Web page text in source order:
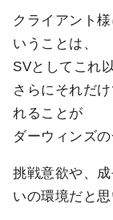
クライアント
いうことは、
SVとしてこれ
さらにそれだ
れることが
ダーウィンズ
挑戦意欲や、
いの環境だと思